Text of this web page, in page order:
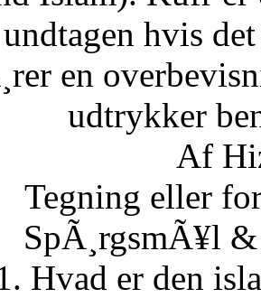
hvis
en
udtrykker
Af
Tegning eller
SpÃ¸rgsmÃ¥l
Hvad er den